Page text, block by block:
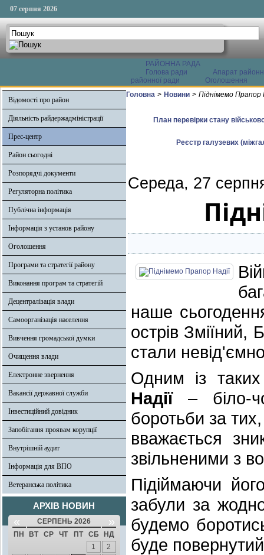
07 серпня 2026
РАЙОННА РАДА
Голова ради
Апарат
районної ради
Оголошення
Відомості про район
Діяльність райдержадміністрації
Прес-центр
Район сьогодні
Розпорядчі документи
Регуляторна політика
Публічна інформація
Інформація з установ району
Оголошення
Програми та стратегії району
Виконання програм та стратегій
Децентралізація влади
Самоорганізація населення
Вивчення громадської думки
Очищення влади
Електронне звернення
Вакансії державної служби
Інвестиційний довідник
Запобігання проявам корупції
Внутрішній аудит
Інформація для ВПО
Ветеранська політика
АРХІВ НОВИН
« СЕРПЕНЬ 2026 »
ПН ВТ СР ЧТ ПТ СБ
НД
1
2
Головна > Новини > Піднімемо Прапор
План перевірки стану
Реєстр галузевих
Середа, 27
наше
острів
стали
Одним із
Надії– біло-
боротьби за
вважається
звільненими з
Підіймаючи
забули за
будемо
буде